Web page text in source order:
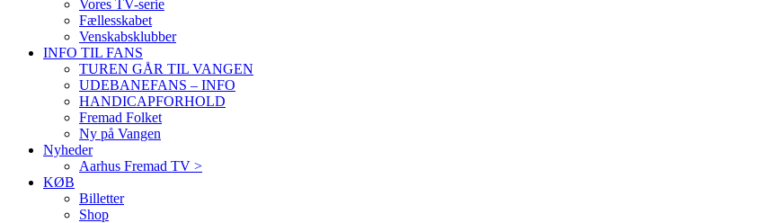
Vores TV-serie
Fællesskabet
Venskabsklubber
INFO TIL FANS
TUREN GÅR TIL VANGEN
UDEBANEFANS – INFO
HANDICAPFORHOLD
Fremad Folket
Ny på Vangen
Nyheder
Aarhus Fremad TV >
KØB
Billetter
Shop